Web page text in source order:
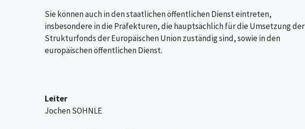
Sie können auch in den staatlichen öffentlichen Dienst eintreten,
insbesondere in die Präfekturen, die hauptsächlich für die Umsetzung der
Strukturfonds der Europäischen Union zuständig sind, sowie in den
europäischen öffentlichen Dienst.
Leiter
Jochen SOHNLE